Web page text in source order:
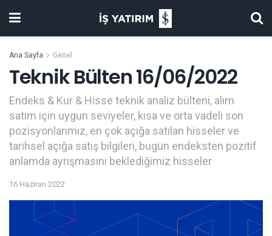
Ana Sayfa Genel
Teknik Bülten 16/06/2022
Endeks & Kur & Hisse teknik analiz bülteni, alım
satım için uygun seviyeler, kısa ve orta vadeli son
pozisyonlarımız, en çok açığa satılan hisseler ve
tarihsel açığa satış bilgileri, bugün endeksten pozitif
anlamda ayrışmasını beklediğimiz hisseler
16 Haziran 2022